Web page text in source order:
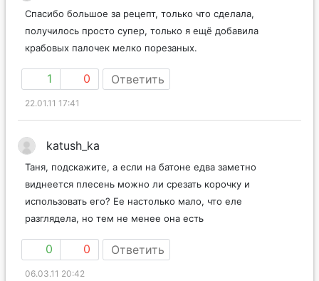
Спасибо большое за рецепт, только что сделала,
получилось просто супер, только я ещё добавила
крабовых палочек мелко порезаных.
1 0 Ответить
22.01.11 17:41
katush_ka
Таня, подскажите, а если на батоне едва заметно
виднеется плесень можно ли срезать корочку и
использовать его? Ее настолько мало, что еле
разглядела, но тем не менее она есть
0 0 Ответить
06.03.11 20:42